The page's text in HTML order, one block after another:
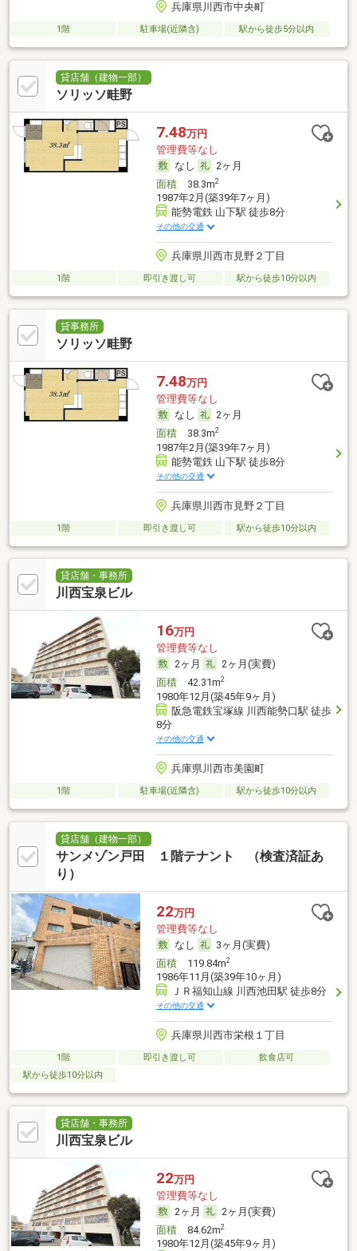
兵庫県川西市中央町
1階 駐車場(近隣含) 駅から徒歩5分以内
貸店舗（建物一部）
ソリッソ畦野
7.48万円
管理費等なし
なし
2ヶ月
面積38.3m2
1987年2月(築39年7ヶ月)
能勢電鉄 山下駅 徒歩8分
その他の交通
兵庫県川西市見野２丁目
1階 即引き渡し可 駅から徒歩10分以内
貸事務所
ソリッソ畦野
7.48万円
管理費等なし
なし
2ヶ月
面積38.3m2
1987年2月(築39年7ヶ月)
能勢電鉄 山下駅 徒歩8分
その他の交通
兵庫県川西市見野２丁目
1階 即引き渡し可 駅から徒歩10分以内
貸店舗・事務所
川西宝泉ビル
16万円
管理費等なし
2ヶ月
2ヶ月(実費)
面積42.31m2
1980年12月(築45年9ヶ月)
阪急電鉄宝塚線 川西能勢口駅 徒歩
8分
その他の交通
兵庫県川西市美園町
1階 駐車場(近隣含) 駅から徒歩10分以内
貸店舗（建物一部）
サンメゾン戸田 １階テナント （検査済証あ
り）
22万円
管理費等なし
なし
3ヶ月(実費)
面積119.84m2
1986年11月(築39年10ヶ月)
ＪＲ福知山線 川西池田駅 徒歩8分
その他の交通
兵庫県川西市栄根１丁目
1階 即引き渡し可
飲食店可
駅から徒歩10分以内
貸店舗・事務所
川西宝泉ビル
22万円
管理費等なし
2ヶ月
2ヶ月(実費)
面積84.62m2
1980年12月(築45年9ヶ月)